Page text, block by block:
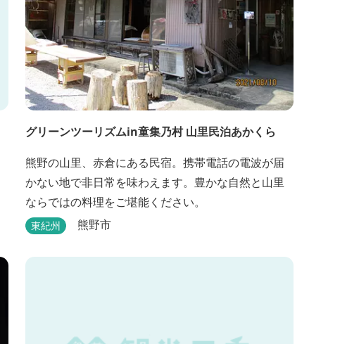
グリーンツーリズムin童集乃村 山里民泊あかくら
熊野の山里、赤倉にある民宿。携帯電話の電波が届
かない地で非日常を味わえます。豊かな自然と山里
ならではの料理をご堪能ください。
東紀州 熊野市